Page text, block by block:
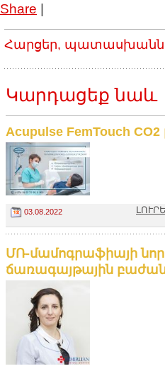
Share |
Հարցեր,
Կարդացեք նաև
Acupulse FemTouch
03.08.2022
ՄՌ-մամոգրաֆիայի նոր
ճառագայթային